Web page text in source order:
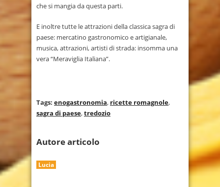
che si mangia da questa parti.
E inoltre tutte le attrazioni della classica sagra di
paese: mercatino gastronomico e artigianale,
musica, attrazioni, artisti di strada: insomma una
vera “Meraviglia Italiana”.
Tags: enogastronomia, ricette romagnole,
sagra di paese,tredozio
Autore articolo
Lucia